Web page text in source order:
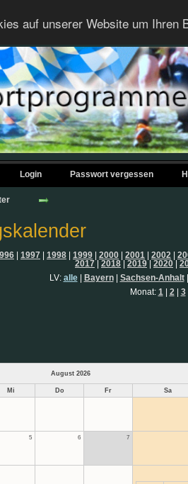
auf unserer Website um
Login Passwort vergessen
1997 1998 1999 2000 2001 2002
2017
2018 2019 2020
LV: alle| Bayern| Sachsen-Anhalt
Monat: 1 2 3
August 2026
Mi Do Fr Sa
5 6 7